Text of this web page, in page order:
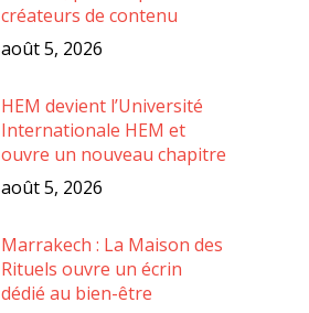
créateurs de contenu
août 5, 2026
HEM devient l’Université
Internationale HEM et
ouvre un nouveau chapitre
août 5, 2026
Marrakech : La Maison des
Rituels ouvre un écrin
dédié au bien-être